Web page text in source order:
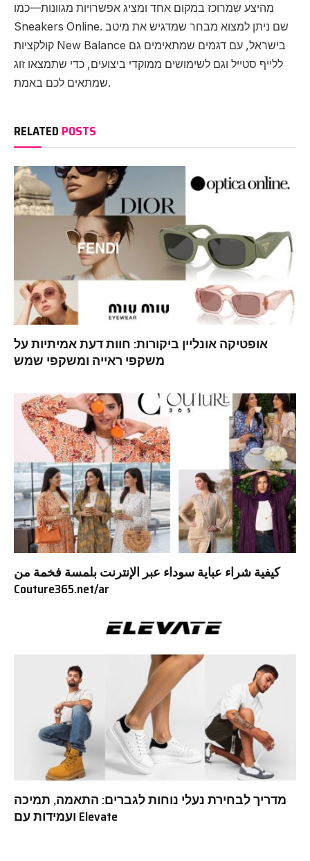
מהיצע שמרוכז במקום אחד ומציג אפשרויות מגוונות—כמו
Sneakers Online. שם ניתן למצוא מבחר שמדגיש את מיטב
קולקציות New Balance בישראל, עם דגמים שמתאימים גם
ללייף סטייל וגם לשימושים ממוקדי ביצועים, כדי שתמצאו זוג
שמתאים לכם באמת.
RELATED POSTS
אופטיקה אונליין ביקורות: חוות דעת אמיתיות על
משקפי ראייה ומשקפי שמש
كيفية شراء عباية سوداء عبر الإنترنت بلمسة فخمة من
Couture365.net/ar
מדריך לבחירת נעלי נוחות לגברים: התאמה, תמיכה
ועמידות עם Elevate